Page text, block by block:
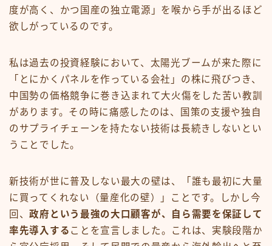
度が高く、かつ国産の独立電源」を喉から手が出るほど
欲しがっているのです。
私は過去の投資経験において、太陽光ブームが来た際に
「とにかくパネルを作っている会社」の株に飛びつき、
中国勢の価格競争に巻き込まれて大火傷をした苦い教訓
があります。その時に痛感したのは、国策の支援や独自
のサプライチェーンを持たない技術は長続きしないとい
うことでした。
新技術が世に普及しない最大の壁は、「誰も最初に大量
に買ってくれない（量産化の壁）」ことです。しかし今
回、政府という最強の大口顧客が、自ら需要を保証して
率先導入する ことを宣言しました。これは、実験段階か